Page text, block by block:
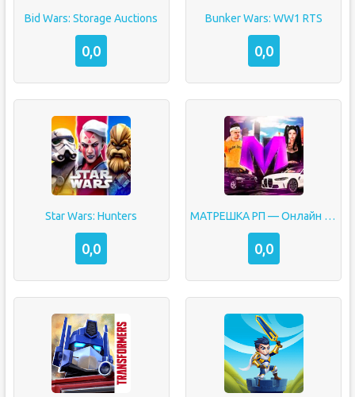
Bid Wars: Storage Auctions
0,0
Bunker Wars: WW1 RTS
0,0
Star Wars: Hunters
0,0
МАТРЕШКА РП — Онлайн игра
0,0